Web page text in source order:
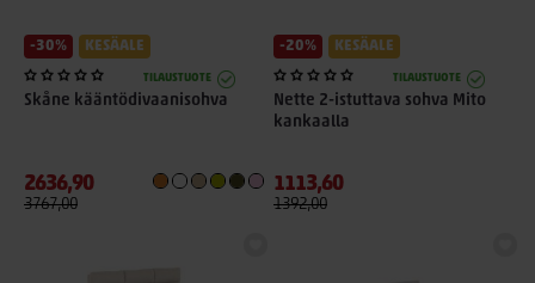
-30% KESÄALE
TILAUSTUOTE
Skåne kääntödivaanisohva
2636,90
3767,00
-20% KESÄALE
TILAUSTUOTE
Nette 2-istuttava sohva Mito
kankaalla
1113,60
1392,00